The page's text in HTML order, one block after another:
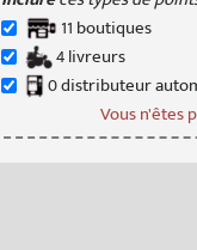
11 boutiques
4livreurs
0distributeur
Vous n'êtes